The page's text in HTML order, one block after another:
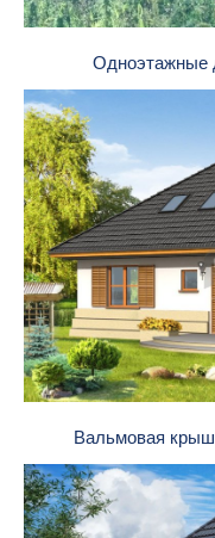
Одноэтажные
Вальмовая